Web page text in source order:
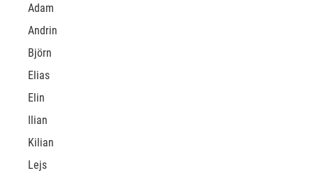
Adam
Andrin
Björn
Elias
Elin
Ilian
Kilian
Lejs